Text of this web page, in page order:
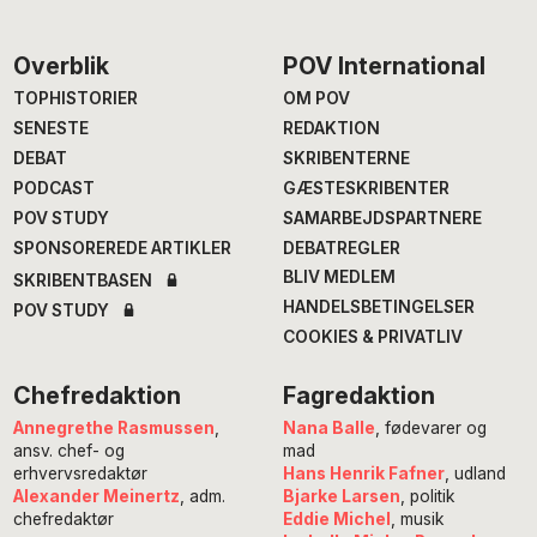
Footer
Overblik
TOPHISTORIER
SENESTE
DEBAT
PODCAST
POV STUDY
SPONSOREREDE ARTIKLER
SKRIBENTBASEN
POV STUDY
POV International
OM POV
REDAKTION
SKRIBENTERNE
GÆSTESKRIBENTER
SAMARBEJDSPARTNERE
DEBATREGLER
BLIV MEDLEM
HANDELSBETINGELSER
COOKIES & PRIVATLIV
Chefredaktion
Annegrethe Rasmussen
ansv. chef- og
erhvervsredaktør
Alexander Meinertz , adm.
chefredaktør
Fagredaktion
Nana Balle , fødevarer og
mad
Hans Henrik Fafner, udland
Bjarke Larsen , politik
Eddie Michel
, musik